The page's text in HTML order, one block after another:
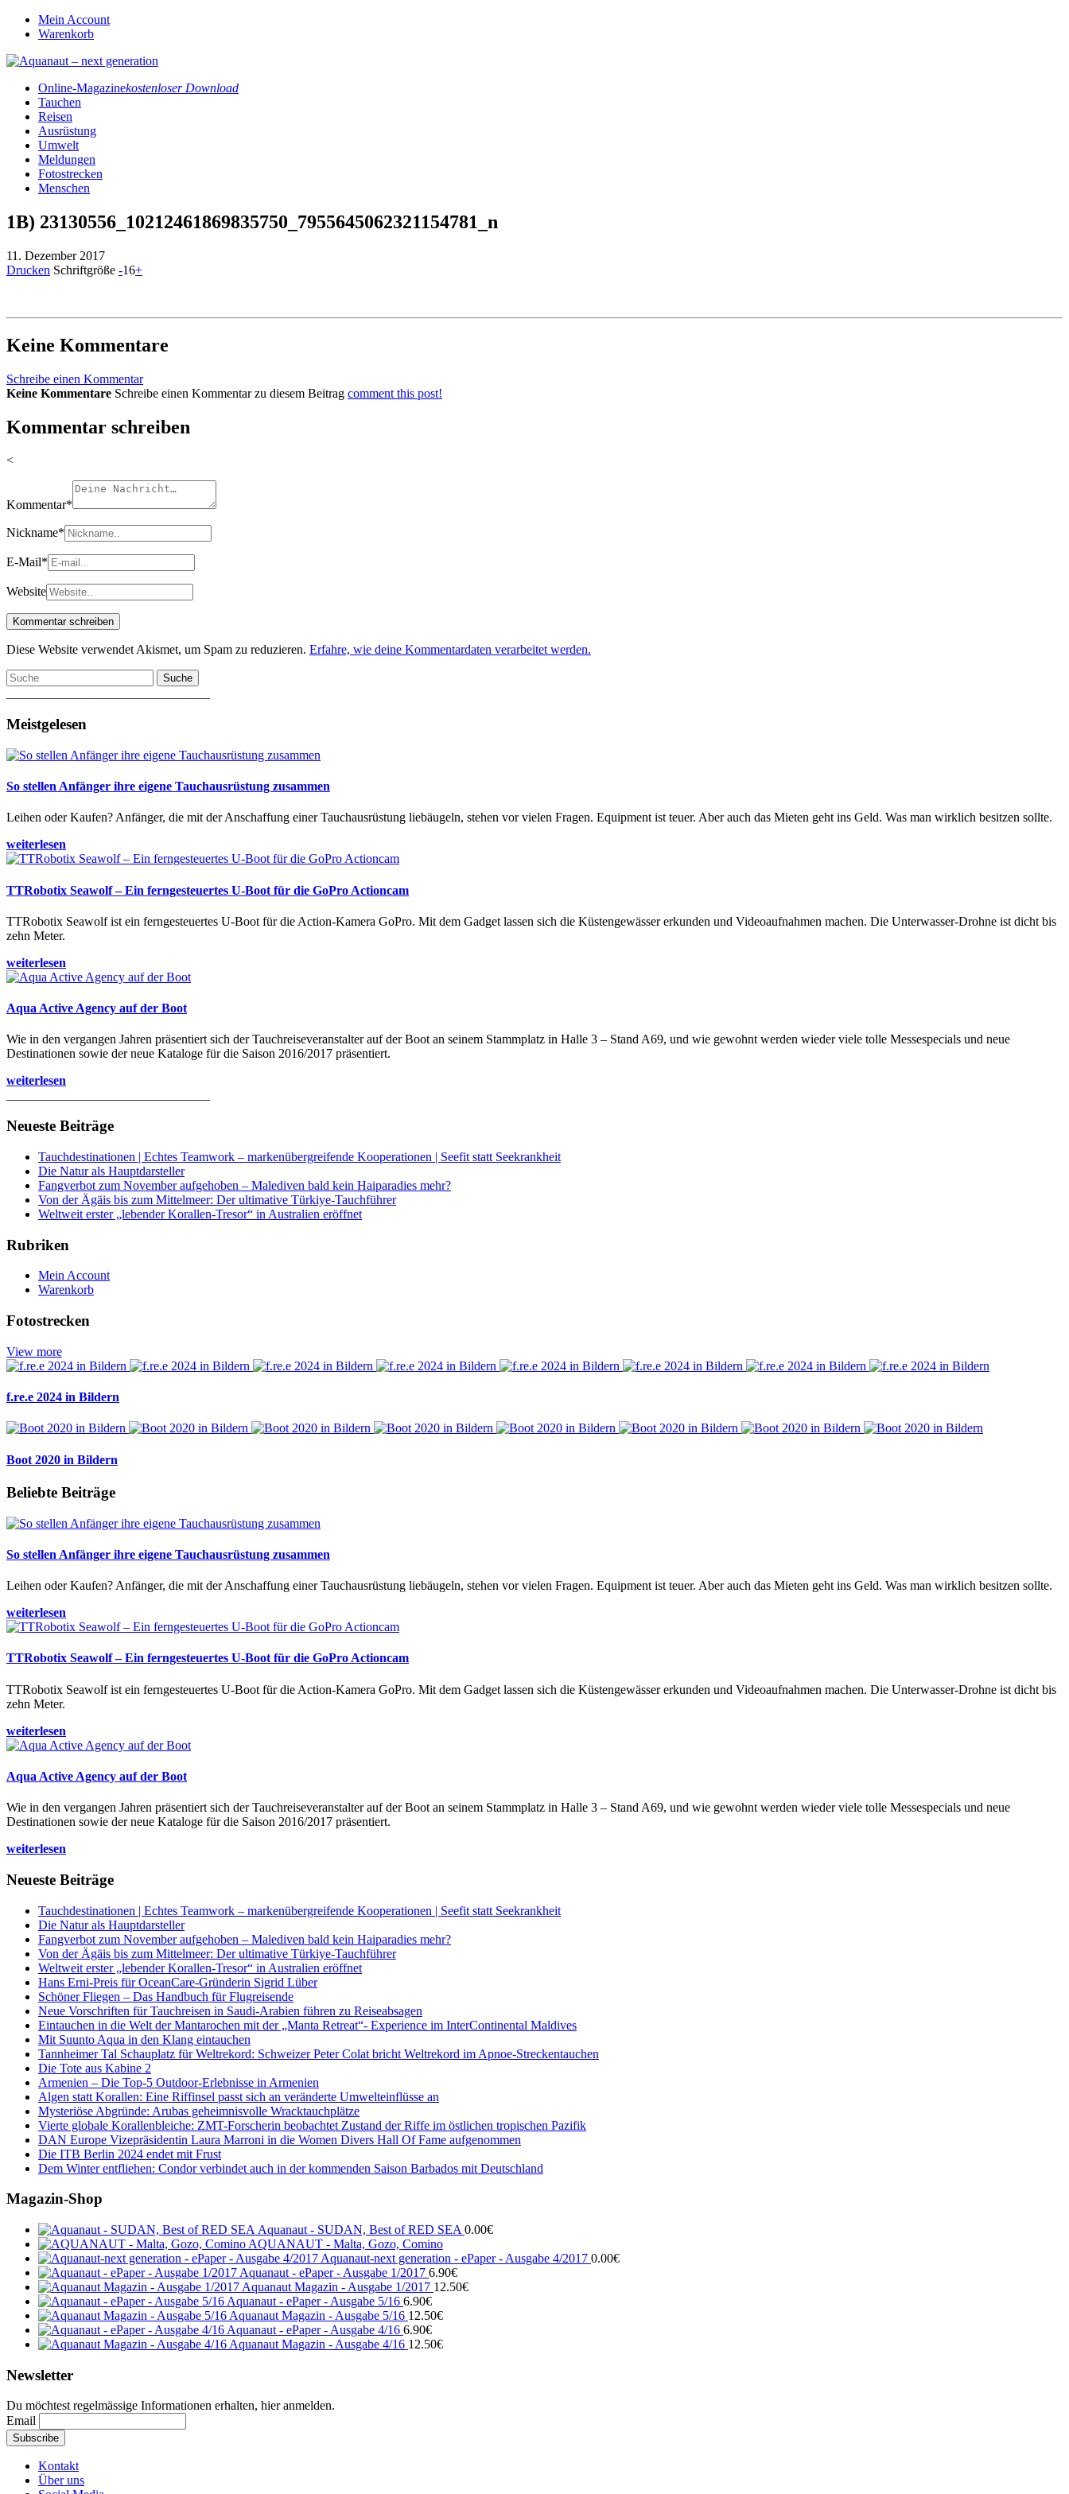
Mein Account
Warenkorb
Online-Magazinekostenloser Download
Tauchen
Reisen
Ausrüstung
Umwelt
Meldungen
Fotostrecken
Menschen
1B) 23130556_10212461869835750_7955645062321154781_n
11. Dezember 2017
Drucken Schriftgröße -16+
Keine Kommentare
Schreibe einen Kommentar
Keine Kommentare Schreibe einen Kommentar zu diesem Beitrag comment this post!
Kommentar schreiben
<
Kommentar*
Nickname*
E-Mail*
Website
Diese Website verwendet Akismet, um Spam zu reduzieren. Erfahre, wie deine Kommentardaten verarbeitet werden.
Suche
Meistgelesen
So stellen Anfänger ihre eigene Tauchausrüstung zusammen
Leihen oder Kaufen? Anfänger, die mit der Anschaffung einer Tauchausrüstung liebäugeln, stehen vor vielen Fragen. Equipment ist teuer. Aber auch das Mieten geht ins Geld. Was man wirklich besitzen sollte.
weiterlesen
TTRobotix Seawolf – Ein ferngesteuertes U-Boot für die GoPro Actioncam
TTRobotix Seawolf ist ein ferngesteuertes U-Boot für die Action-Kamera GoPro. Mit dem Gadget lassen sich die Küstengewässer erkunden und Videoaufnahmen machen. Die Unterwasser-Drohne ist dicht bis
zehn Meter.
weiterlesen
Aqua Active Agency auf der Boot
Wie in den vergangen Jahren präsentiert sich der Tauchreiseveranstalter auf der Boot an seinem Stammplatz in Halle 3 – Stand A69, und wie gewohnt werden wieder viele tolle Messespecials und neue
Destinationen sowie der neue Kataloge für die Saison 2016/2017 präsentiert.
weiterlesen
Neueste Beiträge
Tauchdestinationen | Echtes Teamwork – markenübergreifende Kooperationen | Seefit statt Seekrankheit
Die Natur als Hauptdarsteller
Fangverbot zum November aufgehoben – Malediven bald kein Haiparadies mehr?
Von der Ägäis bis zum Mittelmeer: Der ultimative Türkiye-Tauchführer
Weltweit erster „lebender Korallen-Tresor“ in Australien eröffnet
Rubriken
Mein Account
Warenkorb
Fotostrecken
View more
f.re.e 2024 in Bildern
Boot 2020 in Bildern
Beliebte Beiträge
So stellen Anfänger ihre eigene Tauchausrüstung zusammen
Leihen oder Kaufen? Anfänger, die mit der Anschaffung einer Tauchausrüstung liebäugeln, stehen vor vielen Fragen. Equipment ist teuer. Aber auch das Mieten geht ins Geld. Was man wirklich besitzen sollte.
weiterlesen
TTRobotix Seawolf – Ein ferngesteuertes U-Boot für die GoPro Actioncam
TTRobotix Seawolf ist ein ferngesteuertes U-Boot für die Action-Kamera GoPro. Mit dem Gadget lassen sich die Küstengewässer erkunden und Videoaufnahmen machen. Die Unterwasser-Drohne ist dicht bis
zehn Meter.
weiterlesen
Aqua Active Agency auf der Boot
Wie in den vergangen Jahren präsentiert sich der Tauchreiseveranstalter auf der Boot an seinem Stammplatz in Halle 3 – Stand A69, und wie gewohnt werden wieder viele tolle Messespecials und neue
Destinationen sowie der neue Kataloge für die Saison 2016/2017 präsentiert.
weiterlesen
Neueste Beiträge
Tauchdestinationen | Echtes Teamwork – markenübergreifende Kooperationen | Seefit statt Seekrankheit
Die Natur als Hauptdarsteller
Fangverbot zum November aufgehoben – Malediven bald kein Haiparadies mehr?
Von der Ägäis bis zum Mittelmeer: Der ultimative Türkiye-Tauchführer
Weltweit erster „lebender Korallen-Tresor“ in Australien eröffnet
Hans Erni-Preis für OceanCare-Gründerin Sigrid Lüber
Schöner Fliegen – Das Handbuch für Flugreisende
Neue Vorschriften für Tauchreisen in Saudi-Arabien führen zu Reiseabsagen
Eintauchen in die Welt der Mantarochen mit der „Manta Retreat“- Experience im InterContinental Maldives
Mit Suunto Aqua in den Klang eintauchen
Tannheimer Tal Schauplatz für Weltrekord: Schweizer Peter Colat bricht Weltrekord im Apnoe-Streckentauchen
Die Tote aus Kabine 2
Armenien – Die Top-5 Outdoor-Erlebnisse in Armenien
Algen statt Korallen: Eine Riffinsel passt sich an veränderte Umwelteinflüsse an
Mysteriöse Abgründe: Arubas geheimnisvolle Wracktauchplätze
Vierte globale Korallenbleiche: ZMT-Forscherin beobachtet Zustand der Riffe im östlichen tropischen Pazifik
DAN Europe Vizepräsidentin Laura Marroni in die Women Divers Hall Of Fame aufgenommen
Die ITB Berlin 2024 endet mit Frust
Dem Winter entfliehen: Condor verbindet auch in der kommenden Saison Barbados mit Deutschland
Magazin-Shop
Aquanaut - SUDAN, Best of RED SEA 0.00€
AQUANAUT - Malta, Gozo, Comino
Aquanaut-next generation - ePaper - Ausgabe 4/2017 0.00€
Aquanaut - ePaper - Ausgabe 1/2017 6.90€
Aquanaut Magazin - Ausgabe 1/2017 12.50€
Aquanaut - ePaper - Ausgabe 5/16 6.90€
Aquanaut Magazin - Ausgabe 5/16 12.50€
Aquanaut - ePaper - Ausgabe 4/16 6.90€
Aquanaut Magazin - Ausgabe 4/16 12.50€
Newsletter
Du möchtest regelmässige Informationen erhalten, hier anmelden.
Email
Kontakt
Über uns